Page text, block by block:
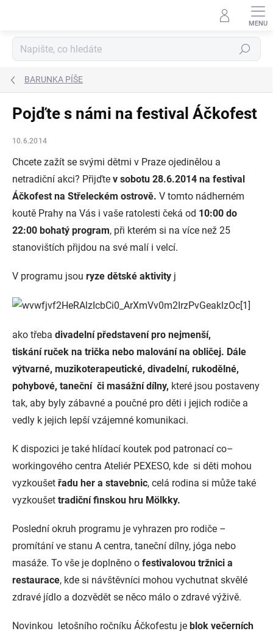
Hledat
BARUNKA PÍŠE
Pojďte s námi na festival Áčkofest
10.6.2014
Chcete zažít se svými dětmi v Praze ojedinělou a
netradiční akci? Přijďte v sobotu 28.6.2014 na festival
Áčkofest na Střeleckém ostrově. V tomto nádherném
koutě Prahy na Vás i vaše ratolesti čeká od 10:00 do
22:00 bohatý program, při kterém si na více než 25
stanovištích přijdou na své malí i velcí.
V programu jsou ryze dětské aktivity j
ako třeba divadelní představení pro nejmenší,
tiskáníruček na trička nebo malování na obličej. Dále
výtvarné, muzikoterapeutické, divadelní, rukodělné,
pohybové, taneční či masážní dílny, které jsou postaveny
tak, aby byly zábavné a poučné pro děti i jejich rodiče a
vedly k jejich lepší vzájemné komunikaci.
K dispozici je také hlídací koutek pod patronací co–
workingového centra Ateliér PEXESO, kde si děti mohou
vyzkoušet řadu her a stavebnic, celá rodina si může také
vyzkoušet tradiční finskou hru Mölkky.
Poslední okruh programu je vyhrazen pro rodiče –
promítání ve stanu A centra, taneční dílny, jóga nebo
masáže. To vše je doplněno o festivalovou tržnici a
restaurace, kde si návštěvníci mohou vychutnat skvělé
zdravé jídlo a dozvědět se něco málo o zdravé výživě.
Novinkou letošního ročníku Áčkofestu je blok večerních